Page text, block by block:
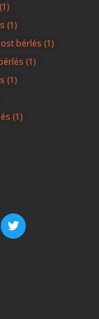
(1)
(1)
bérlés (1)
(1)
(1)
(1)
twitter